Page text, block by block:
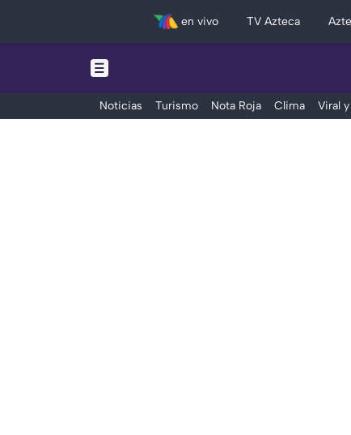
en vivo TV Azteca
Noticias Turismo Nota Roja Clima Viral